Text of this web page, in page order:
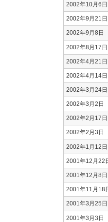
2002年10月6日
2002年9月21日
2002年9月8日
2002年8月17日
2002年4月21日
2002年4月14日
2002年3月24日
2002年3月2日
2002年2月17日
2002年2月3日
2002年1月12日
2001年12月22
2001年12月8日
2001年11月18
2001年3月25日
2001年3月3日